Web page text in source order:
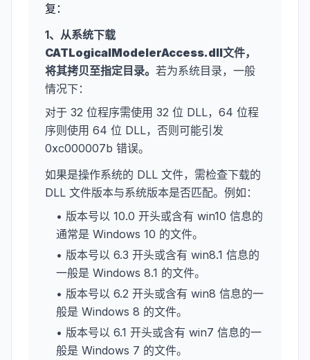
复：
1、从系统下载
CATLogicalModelerAccess.dll文件，
将其拷贝至指定目录。 若为系统目录，一般
情况下：
对于 32 位程序需使用 32 位 DLL，64 位程
序则使用 64 位 DLL，否则可能引发
0xc000007b 错误。
如果是操作系统的 DLL 文件，需检查下载的
DLL 文件版本与系统版本是否匹配。例如：
• 版本号以 10.0 开头或含有 win10 信息的
通常是 Windows 10 的文件。
• 版本号以 6.3 开头或含有 win8.1 信息的
一般是 Windows 8.1 的文件。
• 版本号以 6.2 开头或含有 win8 信息的一
般是 Windows 8 的文件。
• 版本号以 6.1 开头或含有 win7 信息的一
般是 Windows 7 的文件。